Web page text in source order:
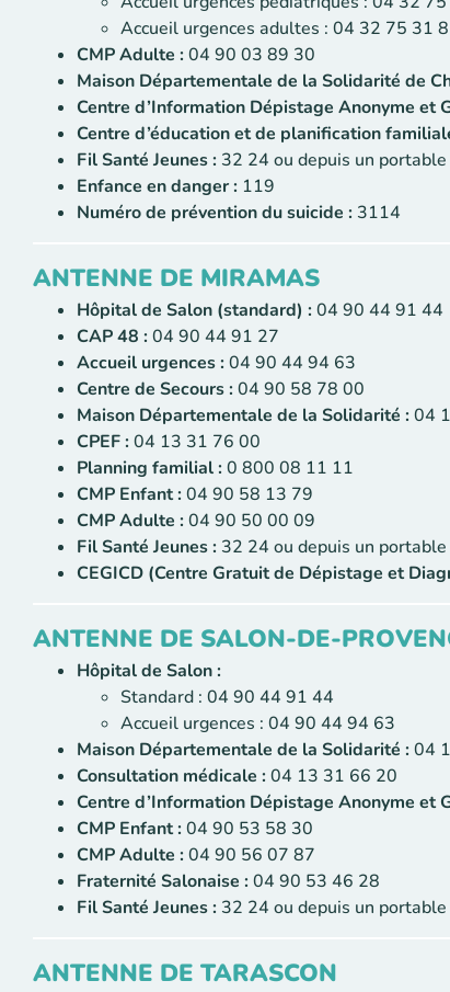
Accueil urgences adultes : 04 32 75 31
CMP Adulte :04 90 03 89 30
Maison Départementale de la Solidarité de
Centre d’Information Dépistage Anonyme et
Centre d’éducation et de planification
Fil Santé Jeunes : 32 24 ou depuis un
Enfance en danger : 119
Numéro de prévention du suicide : 3114
ANTENNE DE MIRAMAS
Hôpital de Salon (standard) :04 90 44 91 44
CAP 48 :04 90 44 91 27
Accueil urgences :04 90 44 94 63
Centre de Secours :04 90 58 78 00
Maison Départementale de la Solidarité :04
CPEF :04 13 31 76 00
Planning familial :0 800 08 11 11
CMP Enfant :04 90 58 13 79
CMP Adulte :04 90 50 00 09
Fil Santé Jeunes : 32 24 ou depuis un
CEGICD (Centre Gratuit de Dépistage et
ANTENNE DE SALON-DE-
Hôpital de Salon :
Standard : 04 90 44 91 44
Accueil urgences : 04 90 44 94 63
Maison Départementale de la Solidarité :04
Consultation médicale :04 13 31 66 20
Centre d’Information Dépistage Anonyme et
CMP Enfant :04 90 53 58 30
CMP Adulte :04 90 56 07 87
Fraternité Salonaise :04 90 53 46 28
Fil Santé Jeunes : 32 24 ou depuis un
ANTENNE DE TARASCON